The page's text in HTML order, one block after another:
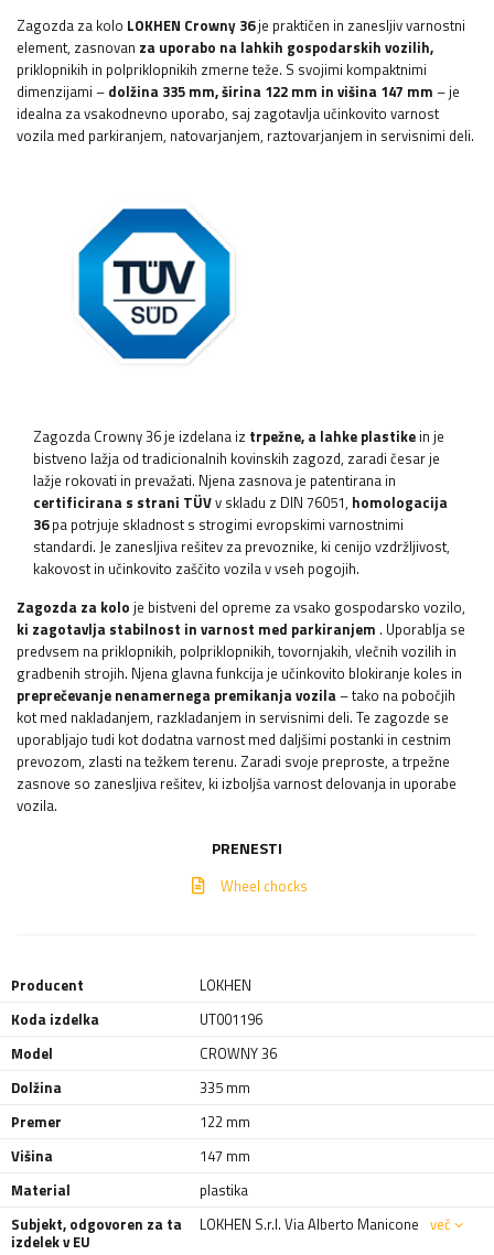
Zagozda za kolo LOKHEN Crowny 36je praktičen in zanesljiv varnostni
element, zasnovan za uporabo na lahkih gospodarskih vozilih,
priklopnikih in polpriklopnikih zmerne teže. S svojimi kompaktnimi
dimenzijami – dolžina 335 mm, širina 122 mm in višina 147 mm – je
idealna za vsakodnevno uporabo, saj zagotavlja učinkovito varnost
vozila med parkiranjem, natovarjanjem, raztovarjanjem in servisnimi deli.
Zagozda Crowny 36 je izdelana iz trpežne, a lahke plastike in je
bistveno lažja od tradicionalnih kovinskih zagozd, zaradi česar je
lažje rokovati in prevažati. Njena zasnova je patentirana in
certificirana s strani TÜVv skladu z DIN 76051, homologacija
36pa potrjuje skladnost s strogimi evropskimi varnostnimi
standardi. Je zanesljiva rešitev za prevoznike, ki cenijo vzdržljivost,
kakovost in učinkovito zaščito vozila v vseh pogojih.
Zagozda za kolo je bistveni del opreme za vsako gospodarsko vozilo,
ki zagotavlja stabilnost in varnost med parkiranjem . Uporablja se
predvsem na priklopnikih, polpriklopnikih, tovornjakih, vlečnih vozilih in
gradbenih strojih. Njena glavna funkcija je učinkovito blokiranje koles in
preprečevanje nenamernega premikanja vozila– tako na pobočjih
kot med nakladanjem, razkladanjem in servisnimi deli. Te zagozde se
uporabljajo tudi kot dodatna varnost med daljšimi postanki in cestnim
prevozom, zlasti na težkem terenu. Zaradi svoje preproste, a trpežne
zasnove so zanesljiva rešitev, ki izboljša varnost delovanja in uporabe
vozila.
PRENESTI
Wheel chocks
Producent
LOKHEN
Koda izdelka
UT001196
Model
CROWNY 36
Dolžina
335 mm
Premer
122 mm
Višina
147 mm
Material
plastika
Subjekt, odgovoren za ta
izdelek v EU
LOKHEN S.r.l. Via Alberto Manicone več